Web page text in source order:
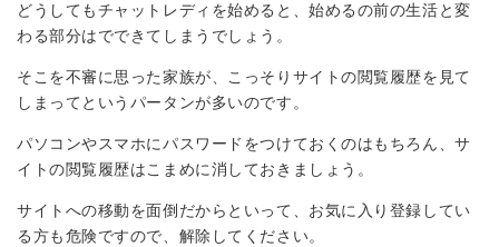
どうしてもチャットレディを始めると、始めるの前の生活と変
わる部分はでできてしまうでしょう。
そこを不審に思った家族が、こっそりサイトの閲覧履歴を見て
しまってというパータンが多いのです。
パソコンやスマホにパスワードをつけておくのはもちろん、サ
イトの閲覧履歴はこまめに消しておきましょう。
サイトへの移動を面倒だからといって、お気に入り登録してい
る方も危険ですので、解除してください。